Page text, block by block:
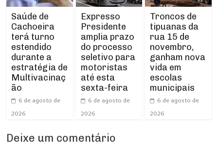
Saúde de
Cachoeira
terá turno
estendido
durante a
estratégia de
Multivacinaç
ão
6 de agosto de
2026
Expresso
Presidente
amplia prazo
do processo
seletivo para
motoristas
até esta
sexta-feira
6 de agosto de
2026
Troncos de
tipuanas da
rua 15 de
novembro,
ganham nova
vida em
escolas
municipais
6 de agosto de
2026
Deixe um comentário